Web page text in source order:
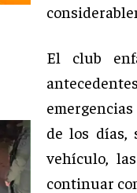
El club
de los días,
vehículo,
continuar